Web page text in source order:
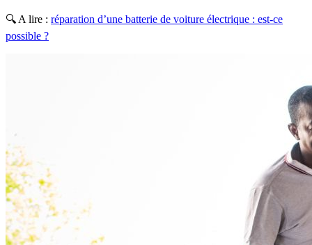
🔍 A lire : réparation d’une batterie de voiture électrique : est-ce
possible ?